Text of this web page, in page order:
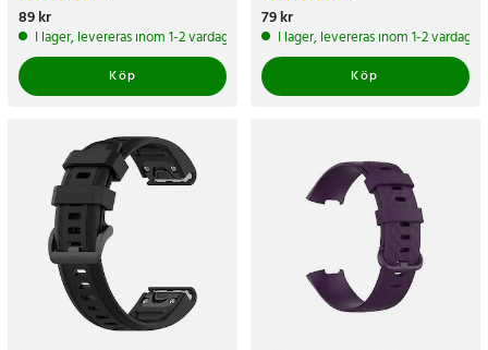
Pris:
89 kr
I lager, levereras inom 1-2 vardagar
Köp
Pris:
79 kr
I lager, levereras inom 1-2 vardagar
Köp